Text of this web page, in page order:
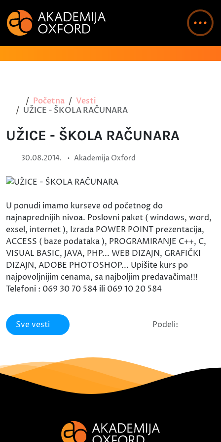
Početna
Vesti
UŽICE - ŠKOLA RAČUNARA
UŽICE - ŠKOLA RAČUNARA
30.08.2014. • Akademija Oxford
U ponudi imamo kurseve od početnog do
najnaprednijih nivoa. Poslovni paket ( windows, word,
exsel, internet ), Izrada POWER POINT prezentacija,
ACCESS ( baze podataka ), PROGRAMIRANJE C++, C,
VISUAL BASIC, JAVA, PHP... WEB DIZAJN, GRAFIČKI
DIZAJN, ADOBE PHOTOSHOP... Upišite kurs po
najpovoljnijim cenama, sa najboljim predavačima!!!
Telefoni : 069 30 70 584 ili 069 10 20 584
Sve vesti Podeli: